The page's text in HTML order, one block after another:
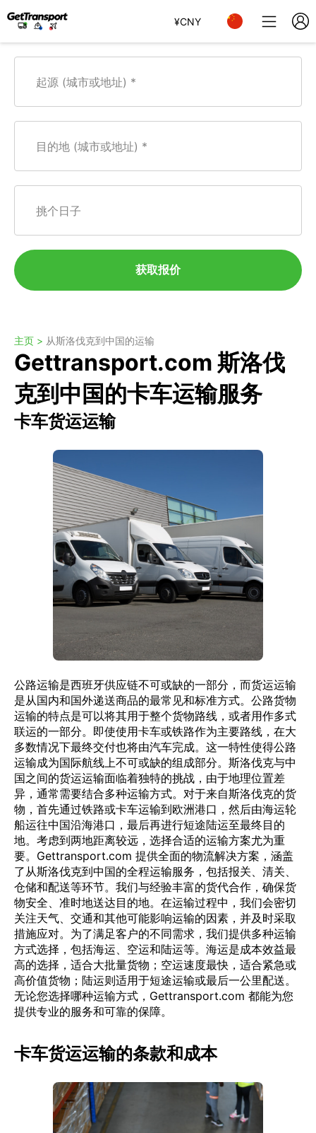
¥CNY
起源 (城市或地址)
目的地 (城市或地址)
挑个日子
获取报价
主页 > 从斯洛伐克到中国的运输
Gettransport.com 斯洛伐
克到中国的卡车运输服务
卡车货运运输
公路运输是西班牙供应链不可或缺的一部分，而货运运输
是从国内和国外递送商品的最常见和标准方式。公路货物
运输的特点是可以将其用于整个货物路线，或者用作多式
联运的一部分。即使使用卡车或铁路作为主要路线，在大
多数情况下最终交付也将由汽车完成。这一特性使得公路
运输成为国际航线上不可或缺的组成部分。斯洛伐克与中
国之间的货运运输面临着独特的挑战，由于地理位置差
异，通常需要结合多种运输方式。对于来自斯洛伐克的货
物，首先通过铁路或卡车运输到欧洲港口，然后由海运轮
船运往中国沿海港口，最后再进行短途陆运至最终目的
地。考虑到两地距离较远，选择合适的运输方案尤为重
要。Gettransport.com 提供全面的物流解决方案，涵盖
了从斯洛伐克到中国的全程运输服务，包括报关、清关、
仓储和配送等环节。我们与经验丰富的货代合作，确保货
物安全、准时地送达目的地。在运输过程中，我们会密切
关注天气、交通和其他可能影响运输的因素，并及时采取
措施应对。为了满足客户的不同需求，我们提供多种运输
方式选择，包括海运、空运和陆运等。海运是成本效益最
高的选择，适合大批量货物；空运速度最快，适合紧急或
高价值货物；陆运则适用于短途运输或最后一公里配送。
无论您选择哪种运输方式，Gettransport.com 都能为您
提供专业的服务和可靠的保障。
卡车货运运输的条款和成本